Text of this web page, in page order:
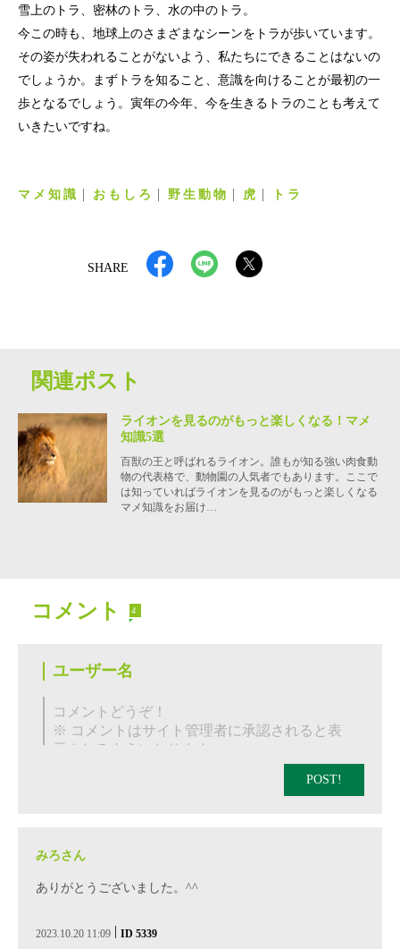
雪上のトラ、密林のトラ、水の中のトラ。
今この時も、地球上のさまざまなシーンをトラが歩いています。
その姿が失われることがないよう、私たちにできることはないの
でしょうか。まずトラを知ること、意識を向けることが最初の一
歩となるでしょう。寅年の今年、今を生きるトラのことも考えて
いきたいですね。
マメ知識 おもしろ 野生動物 虎 トラ
SHARE
関連ポスト
ライオンを見るのがもっと楽しくなる！マメ
知識5選
百獣の王と呼ばれるライオン。誰もが知る強い肉食動
物の代表格で、動物園の人気者でもあります。ここで
は知っていればライオンを見るのがもっと楽しくなる
マメ知識をお届け…
コメント 4
POST!
みろさん
ありがとうございました。^^
2023.10.20 11:09 | ID 5339